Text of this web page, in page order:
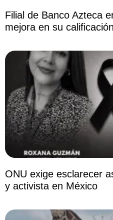
Filial de Banco Azteca
mejora en su
ONU exige esclarecer
y activista en México